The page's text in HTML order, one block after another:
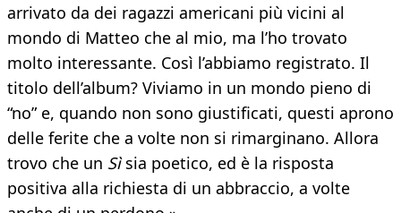
arrivato da dei ragazzi americani più vicini al
mondo di Matteo che al mio, ma l’ho trovato
molto interessante. Così l’abbiamo registrato. Il
titolo dell’album? Viviamo in un mondo pieno di
“no” e, quando non sono giustificati, questi aprono
delle ferite che a volte non si rimarginano. Allora
trovo che un Sìsia poetico, ed è la risposta
positiva alla richiesta di un abbraccio, a volte